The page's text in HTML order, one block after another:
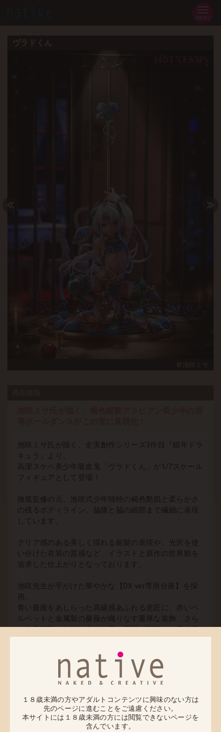
池咲ミサ氏が描く、史実創作シリーズ3作目『娼年ドラ
キュラ』より、
高潔スケベ美少年吸血鬼「ヴラドくん」が1/7スケール
フィギュアとして登場！
徹底監修の元、池咲式少年独特の褐色艶肌と柔らかさ
の残るボディライン、脇腹と脇の細部まで繊細に表現
しています。
クリア感のある美しく揺れる銀髪の表現や、光沢を使
い分けた衣装の質感など、イラストと原作の世界観を
追求した仕上がりとなっております。
池咲先生が手がけた華やかな【DX ver専用台座】を採
青い薔薇をあしらった高級感あふれる意匠に、赤いベ
ルベットと金属製の薔薇が織りなす重厚な装飾、さら
に台座下部から絡み上がる蔓の意匠が調和し、吸血鬼
また、豊富な差し替えパーツが付属する豪華仕様にも
・顔表情パーツ：3種（通常顔・怯える顔・舌ペロ顔）
・局部パーツと差分に応じた腰布パーツ：2種
・ポーズの差分に応じた下半身パーツ：2種（片足立ち
ポーズ・【DXver.限定】しゃがみポーズ）
１８歳未満の方やアダルトコンテンツに興味のない方は
先のページに進むことをご遠慮ください。
本サイトには１８歳未満の方には閲覧できないページを
含んでいます。